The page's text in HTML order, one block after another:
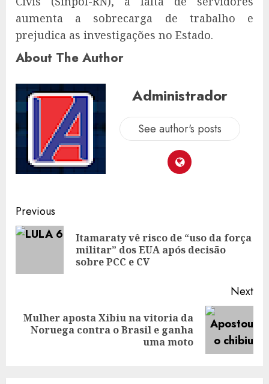
aumenta a sobrecarga de trabalho e
prejudica as investigações no Estado.
About The Author
Administrador
See author's posts
Post
navigation
Previous
Itamaraty vê risco de “uso da força
militar” dos EUA após decisão
sobre PCC e CV
Next
Next
Mulher aposta Xibiu na vitoria da
Noruega contra o Brasil e ganha
uma moto